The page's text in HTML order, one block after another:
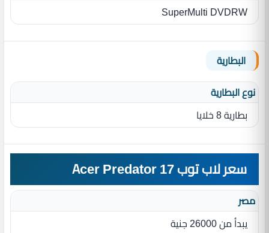
SuperMulti DVDRW
البطارية
نوع البطارية‏
بطارية 8 خلايا
سعر لاب توب Acer Predator 17
مصر
يبدأ من 26000 جنية